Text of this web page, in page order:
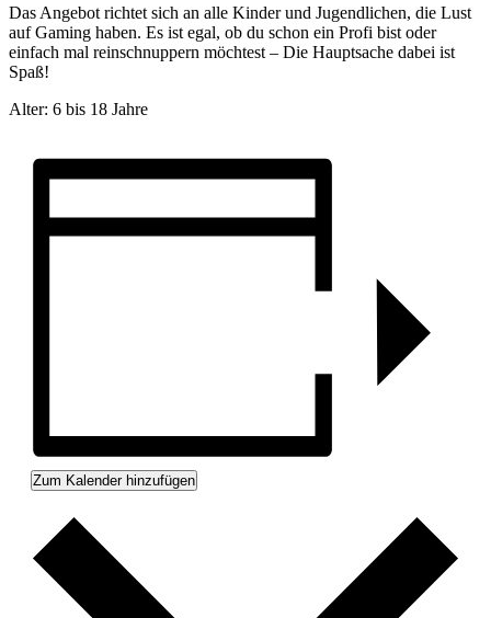
Das Angebot richtet sich an alle Kinder und Jugendlichen, die Lust
auf Gaming haben. Es ist egal, ob du schon ein Profi bist oder
einfach mal reinschnuppern möchtest – Die Hauptsache dabei ist
Spaß!
Alter: 6 bis 18 Jahre
Zum Kalender hinzufügen